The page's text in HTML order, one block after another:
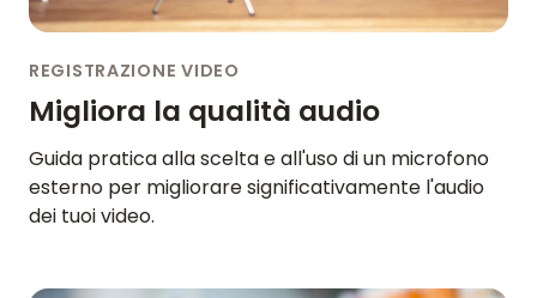
REGISTRAZIONE VIDEO
Migliora la qualità audio
Guida pratica alla scelta e all'uso di un microfono
esterno per migliorare significativamente l'audio
dei tuoi video.